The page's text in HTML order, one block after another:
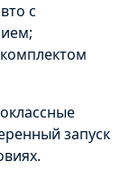
с
запуск